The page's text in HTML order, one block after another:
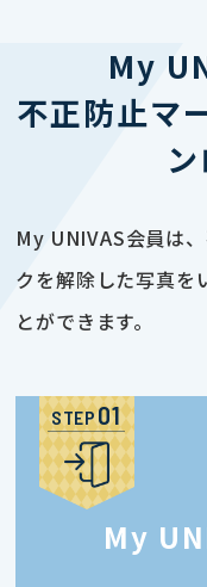
My
不正防止マ
My UNIVAS会員は
クを解除した写真を
とができます。
STEP
My